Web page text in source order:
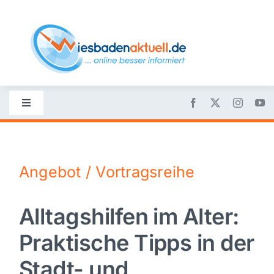
content
Toggle
Navigation
Nachrichten
Politik
Wirtschaft
Angebot / Vortragsreihe
Alltagshilfen im Alter:
Praktische Tipps in der